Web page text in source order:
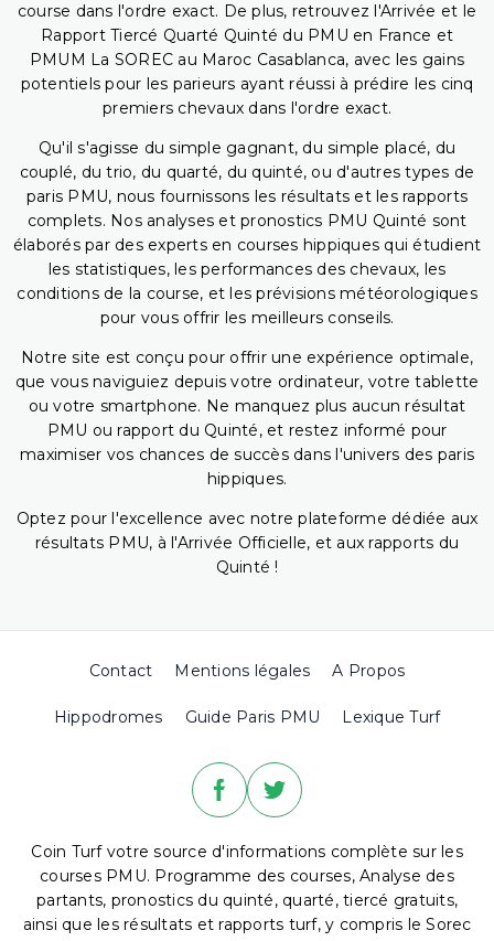
course dans l'ordre exact. De plus, retrouvez l'Arrivée et le
Rapport Tiercé Quarté Quinté du PMU en France et
PMUM La SOREC au Maroc Casablanca, avec les gains
potentiels pour les parieurs ayant réussi à prédire les cinq
premiers chevaux dans l'ordre exact.
Qu'il s'agisse du simple gagnant, du simple placé, du
couplé, du trio, du quarté, du quinté, ou d'autres types de
paris PMU, nous fournissons les résultats et les rapports
complets. Nos analyses et pronostics PMU Quinté sont
élaborés par des experts en courses hippiques qui étudient
les statistiques, les performances des chevaux, les
conditions de la course, et les prévisions météorologiques
pour vous offrir les meilleurs conseils.
Notre site est conçu pour offrir une expérience optimale,
que vous naviguiez depuis votre ordinateur, votre tablette
ou votre smartphone. Ne manquez plus aucun résultat
PMU ou rapport du Quinté, et restez informé pour
maximiser vos chances de succès dans l'univers des paris
hippiques.
Optez pour l'excellence avec notre plateforme dédiée aux
résultats PMU, à l'Arrivée Officielle, et aux rapports du
Quinté !
Contact Mentions légales A Propos
Hippodromes Guide Paris PMU Lexique Turf
Coin Turf votre source d'informations complète sur les
courses PMU. Programme des courses, Analyse des
partants, pronostics du quinté, quarté, tiercé gratuits,
ainsi que les résultats et rapports turf, y compris le Sorec